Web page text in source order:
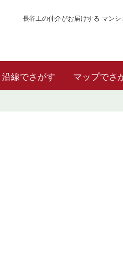
長谷工の仲介がお届けする マンシ
沿線でさがす マップでさ